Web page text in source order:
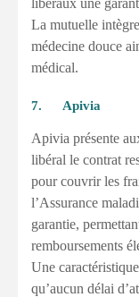
La mutuelle
médecine douce
médical.
7. Apivia
Apivia présente
libéral le contrat
pour couvrir les
l’Assurance
garantie,
remboursements
Une
qu’aucun délai